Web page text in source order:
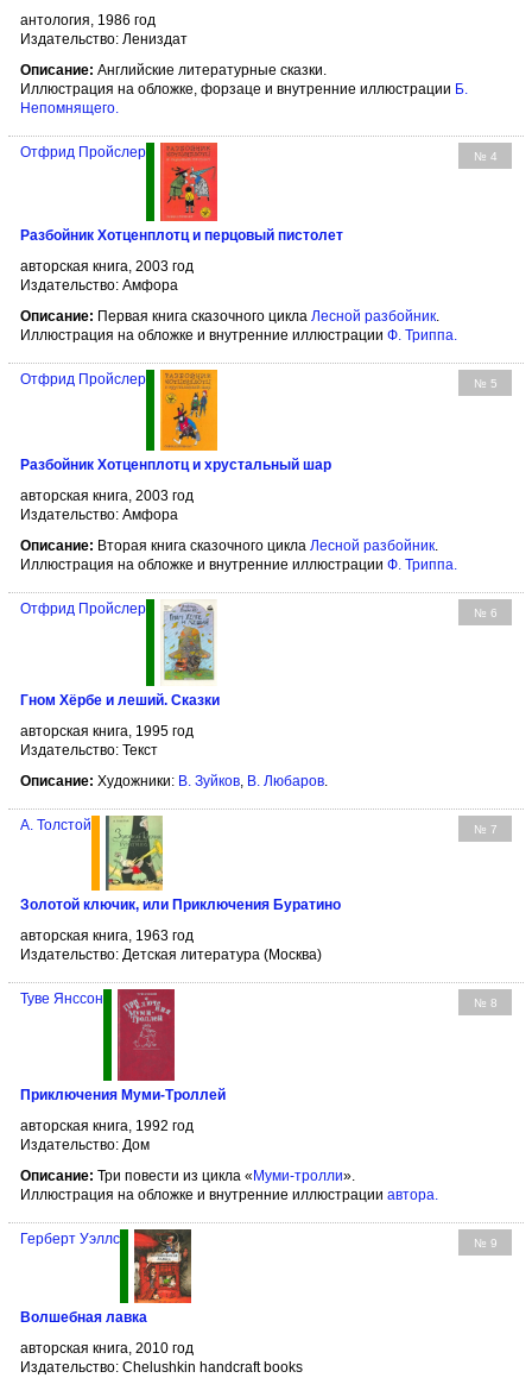
антология, 1986 год
Издательство: Лениздат
Описание: Английские литературные сказки.
Иллюстрация на обложке, форзаце и внутренние иллюстрации Б.
Непомнящего.
№ 4
Отфрид Пройслер
Разбойник Хотценплотц и перцовый пистолет
авторская книга, 2003 год
Издательство: Амфора
Описание: Первая книга сказочного цикла Лесной разбойник.
Иллюстрация на обложке и внутренние иллюстрации Ф. Триппа.
№ 5
Отфрид Пройслер
Разбойник Хотценплотц и хрустальный шар
авторская книга, 2003 год
Издательство: Амфора
Описание: Вторая книга сказочного цикла Лесной разбойник.
Иллюстрация на обложке и внутренние иллюстрации Ф. Триппа.
№ 6
Отфрид Пройслер
Гном Хёрбе и леший. Сказки
авторская книга, 1995 год
Издательство: Текст
Описание: Художники: В. Зуйков В. Любаров
№ 7
А. Толстой
Золотой ключик, или Приключения Буратино
авторская книга, 1963 год
Издательство: Детская литература (Москва)
№ 8
Туве Янссон
Приключения Муми-Троллей
авторская книга, 1992 год
Издательство: Дом
Описание: Три повести из цикла «Муми-тролли».
Иллюстрация на обложке и внутренние иллюстрации автора
№ 9
Герберт Уэллс
Волшебная лавка
авторская книга, 2010 год
Издательство: Chelushkin handcraft books